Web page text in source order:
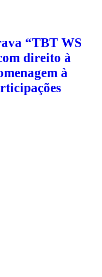
“TBT WS
direito à
à